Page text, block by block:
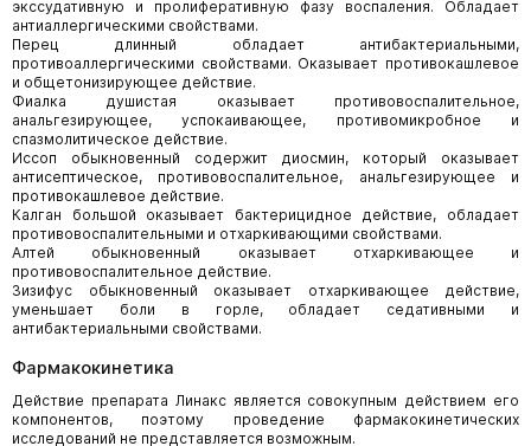
экссудативную и пролиферативную фазу воспаления. Обладает
антиаллергическими свойствами.
Перец длинный обладает антибактериальными,
противоаллергическими свойствами. Оказывает противокашлевое
и общетонизирующее действие.
Фиалка душистая оказывает противовоспалительное,
анальгезирующее, успокаивающее, противомикробное и
спазмолитическое действие.
Иссоп обыкновенный содержит диосмин, который оказывает
антисептическое, противовоспалительное, анальгезирующее и
противокашлевое действие.
Калган большой оказывает бактерицидное действие, обладает
противовоспалительными и отхаркивающими свойствами.
Алтей обыкновенный оказывает отхаркивающее и
противовоспалительное действие.
Зизифус обыкновенный оказывает отхаркивающее действие,
уменьшает боли в горле, обладает седативными и
антибактериальными свойствами.
Фармакокинетика
Действие препарата Линакс является совокупным действием его
компонентов, поэтому проведение фармакокинетических
исследований не представляется возможным.